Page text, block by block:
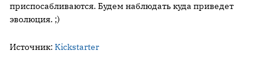
приспосабливаются. Будем наблюдать куда приведет
эволюция. ;)
Источник: Кickstarter